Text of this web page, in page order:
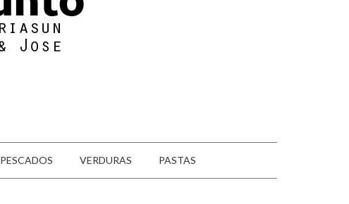
PESCADOS VERDURAS PASTAS